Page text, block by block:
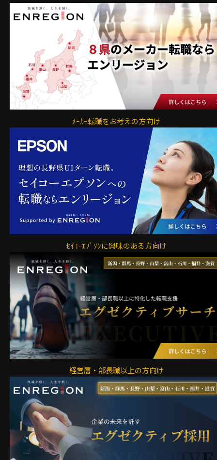
ﾒｰｶｰ転職をお考えの方向け
ｾｲｺｰｴﾌﾟｿﾝに興味のある方向け
経営層・部長職以上の方向け